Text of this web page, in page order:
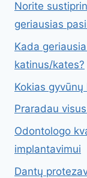
Norite
geriausias
Kada
katinus/kates?
Kokias
Praradau
Odontologo
implantavimui
Dantų